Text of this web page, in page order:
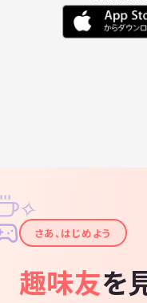
✦
✧
さあ、はじめよう
趣味友を